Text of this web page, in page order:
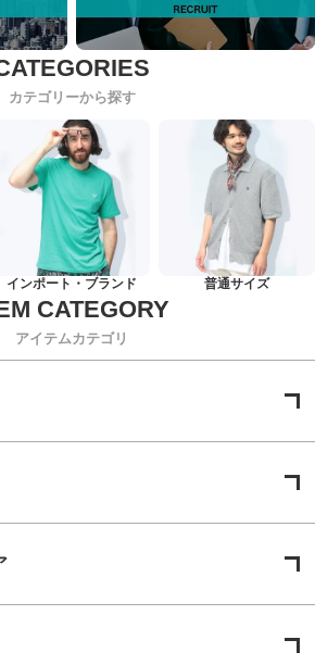
カテゴリーから探す
インポート・ブランド 普通サイズ
アイテムカテゴリ